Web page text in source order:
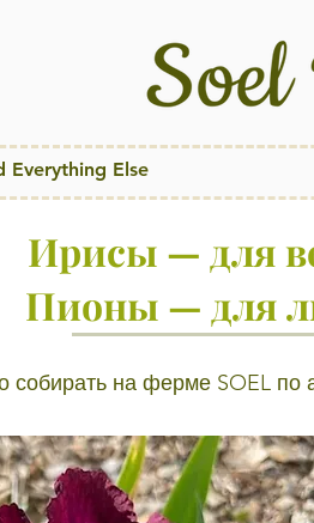
Everything Else
Ирисы — для
Пионы — для
собирать на ферме SOEL по